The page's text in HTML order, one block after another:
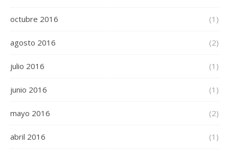
octubre 2016 (1)
agosto 2016 (2)
julio 2016 (1)
junio 2016 (1)
mayo 2016 (2)
abril 2016 (1)